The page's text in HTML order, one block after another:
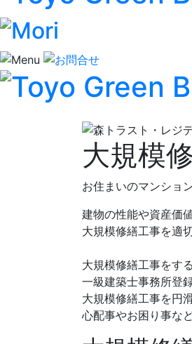
大規模
お住まいのマンショ
建物の性能や資産価
大規模修繕工事を適
大規模修繕工事をす
一級建築士事務所登
大規模修繕工事を円
心配事やお困り事な